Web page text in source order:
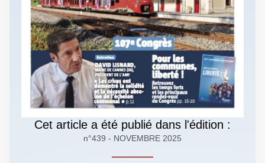
Cet article a été publié dans l'édition :
n°439 - NOVEMBRE 2025